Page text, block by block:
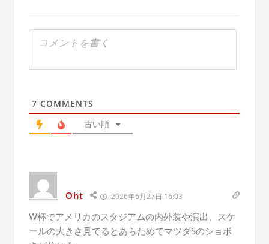
7 COMMENTS
古い順
Oht 2026年6月27日 16:03
W杯でアメリカのスタジアムの内外装や演出、スケ
ールの大きさ見てるとあらためてマツダSのショボ